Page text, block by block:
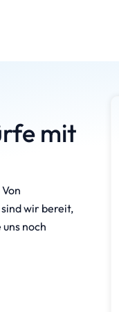
mit
wir bereit,
noch